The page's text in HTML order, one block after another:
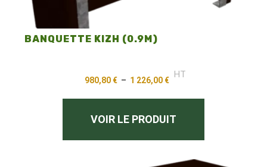
BANQUETTE KIZH (0.9M)
980,80 € – 1 226,00 €
HT
VOIR LE PRODUIT